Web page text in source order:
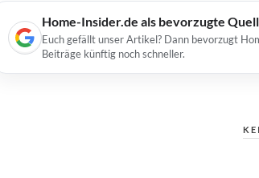
Home-Insider.de als bevorzugte
Euch gefällt unser Artikel? Dann bevorzugt
Beiträge künftig noch schneller.